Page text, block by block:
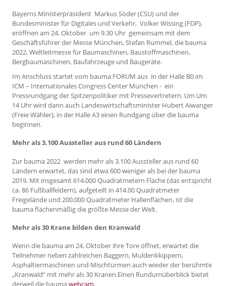
Bayerns Ministerpräsident Markus Söder (CSU) und der
Bundesminister für Digitales und Verkehr, Volker Wissing (FDP),
eröffnen am 24. Oktober um 9.30 Uhr gemeinsam mit dem
Geschäftsführer der Messe München, Stefan Rummel, die bauma
2022, Weltleitmesse für Baumaschinen, Baustoffmaschinen,
Bergbaumaschinen, Baufahrzeuge und Baugeräte.
Im Anschluss startet vom bauma FORUM aus in der Halle B0 im
ICM – Internationales Congress Center München - ein
Pressrundgang der Spitzenpolitiker mit Pressevertretern. Um Um
14 Uhr wird dann auch Landeswirtschaftsminister Hubert Aiwanger
(Freie Wähler), in der Halle A3 einen Rundgang über die bauma
beginnen.
Mehr als 3.100 Aussteller aus rund 60 Ländern
Zur bauma 2022 werden mehr als 3.100 Aussteller aus rund 60
Ländern erwartet, das sind etwa 600 weniger als bei der bauma
2019. Mit insgesamt 614.000 Quadratmetern Fläche (das entspricht
ca. 86 Fußballfeldern), aufgeteilt in 414.00 Quadratmeter
Freigelände und 200.000 Quadratmeter Hallenflächen, ist die
bauma flächenmäßig die größte Messe der Welt.
Mehr als 30 Krane bilden den Kranwald
Wenn die bauma am 24. Oktober ihre Tore öffnet, erwartet die
Teilnehmer neben zahlreichen Baggern, Muldenkkippern,
Asphaltiermaschinen und Mischtürmen auch wieder der berühmte
„Kranwald“ mit mehr als 30 Kranen.Einen Rundumüberblick bietet
derweil die baumawebcam.